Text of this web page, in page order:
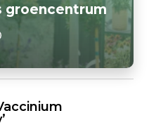
groencentrum